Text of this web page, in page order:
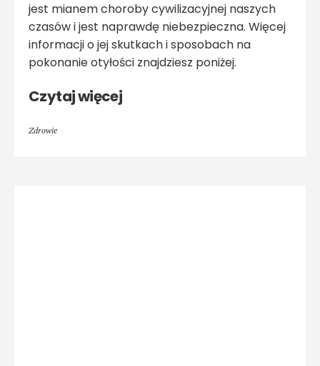
jest mianem choroby cywilizacyjnej naszych
czasów i jest naprawdę niebezpieczna. Więcej
informacji o jej skutkach i sposobach na
pokonanie otyłości znajdziesz poniżej.
Czytaj więcej
Zdrowie